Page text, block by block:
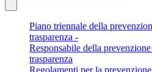
Piano triennale della
trasparenza -
Responsabile della
trasparenza
Regolamenti per la